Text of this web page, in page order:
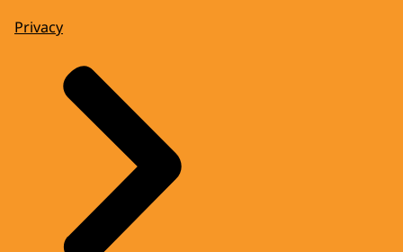
Privacy